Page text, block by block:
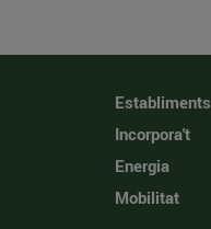
Establiments
Incorpora't
Energia
Mobilitat